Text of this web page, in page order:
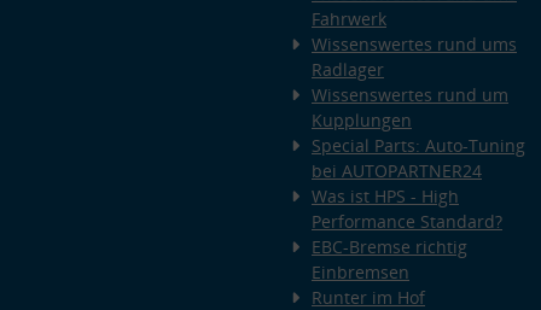
Fahrwerk
Wissenswertes rund ums
Radlager
Wissenswertes rund um
Kupplungen
Special Parts: Auto-Tuning
bei AUTOPARTNER24
Was ist HPS - High
Performance Standard?
EBC-Bremse richtig
Einbremsen
Runter im Hof